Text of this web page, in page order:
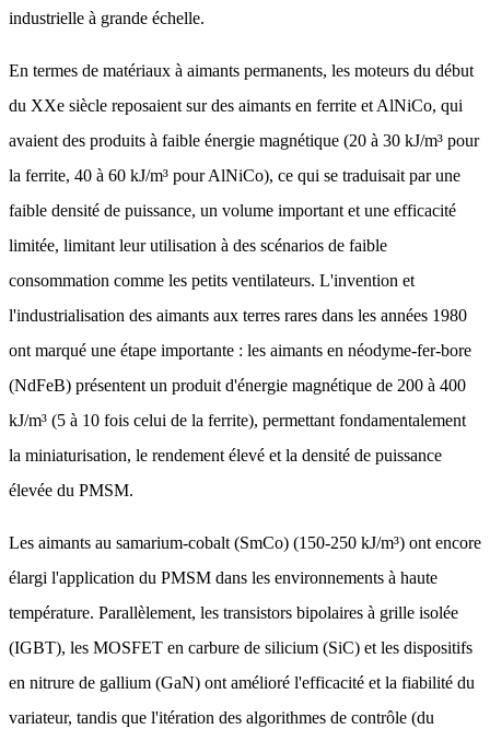
industrielle à grande échelle.
En termes de matériaux à aimants permanents, les moteurs du début
du XXe siècle reposaient sur des aimants en ferrite et AlNiCo, qui
avaient des produits à faible énergie magnétique (20 à 30 kJ/m³ pour
la ferrite, 40 à 60 kJ/m³ pour AlNiCo), ce qui se traduisait par une
faible densité de puissance, un volume important et une efficacité
limitée, limitant leur utilisation à des scénarios de faible
consommation comme les petits ventilateurs. L'invention et
l'industrialisation des aimants aux terres rares dans les années 1980
ont marqué une étape importante : les aimants en néodyme-fer-bore
(NdFeB) présentent un produit d'énergie magnétique de 200 à 400
kJ/m³ (5 à 10 fois celui de la ferrite), permettant fondamentalement
la miniaturisation, le rendement élevé et la densité de puissance
élevée du PMSM.
Les aimants au samarium-cobalt (SmCo) (150-250 kJ/m³) ont encore
élargi l'application du PMSM dans les environnements à haute
température. Parallèlement, les transistors bipolaires à grille isolée
(IGBT), les MOSFET en carbure de silicium (SiC) et les dispositifs
en nitrure de gallium (GaN) ont amélioré l'efficacité et la fiabilité du
variateur, tandis que l'itération des algorithmes de contrôle (du